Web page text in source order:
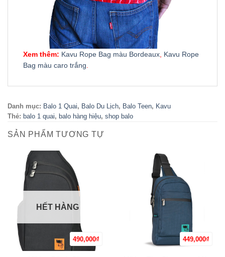
Xem thêm: Kavu Rope Bag màu Bordeaux, Kavu Rope
Bag màu caro trắng.
Danh mục: Balo 1 Quai, Balo Du Lịch, Balo Teen, Kavu
Thẻ: balo 1 quai, balo hàng hiệu, shop balo
SẢN PHẨM TƯƠNG TỰ
490,000₫
HẾT HÀNG
449,000₫